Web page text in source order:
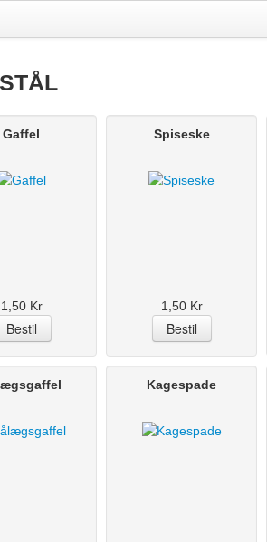
Gaffel
1,50 Kr
Spiseske
1,50 Kr
Kagespade